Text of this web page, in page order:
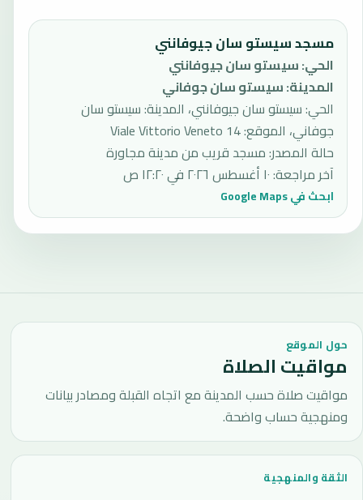
مسجد سيستو سان جيوفانني
الحي:سيستو سان جيوفانني
المدينة:سيستو سان جوفاني
الحي: سيستو سان جيوفانني، المدينة: سيستو سان
جوفاني، الموقع: 14 Viale Vittorio Veneto
حالة المصدر:مسجد قريب من مدينة مجاورة
آخر مراجعة:١٠ أغسطس ٢٠٢٦ في ١٢:٢٠ ص
ابحث في Google Maps
حول الموقع
مواقيت الصلاة
مواقيت صلاة حسب المدينة مع اتجاه القبلة ومصادر بيانات
ومنهجية حساب واضحة.
الثقة والمنهجية